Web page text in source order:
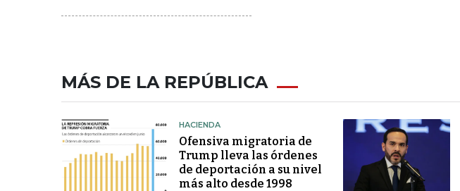
MÁS DE LA REPÚBLICA
HACIENDA
Ofensiva migratoria de
Trump lleva las órdenes
de deportación a su nivel
más alto desde 1998